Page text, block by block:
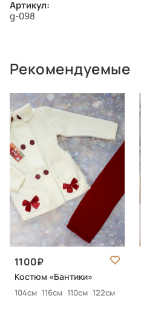
Артикул:
g-098
Рекомендуемые
1100
Костюм «Бантики»
104см 116см 110см 122см